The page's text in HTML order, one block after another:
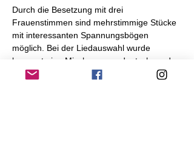
Durch die Besetzung mit drei
Frauenstimmen sind mehrstimmige Stücke
mit interessanten Spannungsbögen
möglich. Bei der Liedauswahl wurde
bewusst eine Mischung aus deutsch- und
englischsprachigen Stücken